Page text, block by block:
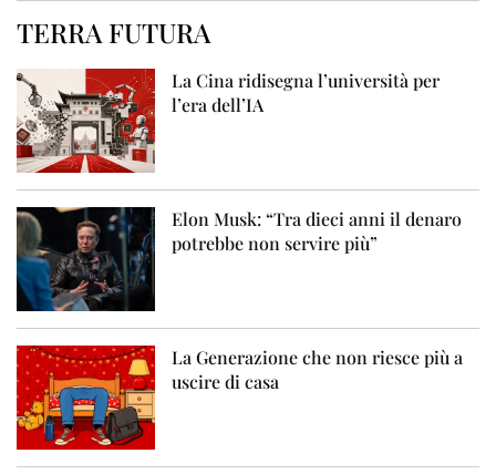
TERRA FUTURA
La Cina ridisegna l’università per
l’era dell’IA
Elon Musk: “Tra dieci anni il denaro
potrebbe non servire più”
La Generazione che non riesce più a
uscire di casa